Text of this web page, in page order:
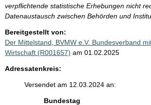
verpflichtende statistische Erhebungen nicht
Datenaustausch zwischen Behörden und
Bereitgestellt von:
Der Mittelstand, BVMW e.V. Bundesverband
Wirtschaft (R001657) am 01.02.2025
Adressatenkreis:
Versendet am 12.03.2024 an:
Bundestag